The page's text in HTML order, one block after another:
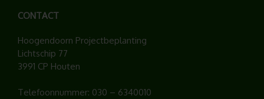
CONTACT
Hoogendoorn Projectbeplanting
Lichtschip 77
3991 CP Houten
Telefoonnummer: 030 – 6340010